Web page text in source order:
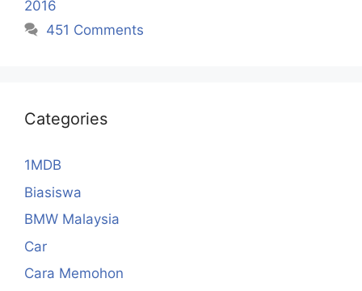
2016
451 Comments
Categories
1MDB
Biasiswa
BMW Malaysia
Car
Cara Memohon